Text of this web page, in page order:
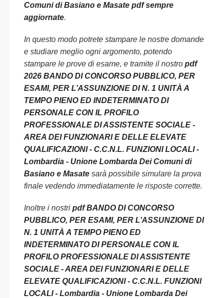
Comuni di Basiano e Masate pdf sempre
aggiornate.
In questo modo potrete stampare le nostre domande
e studiare meglio ogni argomento, potendo
stampare le prove di esame, e tramite il nostro pdf
2026 BANDO DI CONCORSO PUBBLICO, PER
ESAMI, PER L’ASSUNZIONE DI N. 1 UNITÀ A
TEMPO PIENO ED INDETERMINATO DI
PERSONALE CON IL PROFILO
PROFESSIONALE DI ASSISTENTE SOCIALE -
AREA DEI FUNZIONARI E DELLE ELEVATE
QUALIFICAZIONI - C.C.N.L. FUNZIONI LOCALI -
Lombardia - Unione Lombarda Dei Comuni di
Basiano e Masate sarà possibile simulare la prova
finale vedendo immediatamente le risposte corrette.
Inoltre i nostri pdf BANDO DI CONCORSO
PUBBLICO, PER ESAMI, PER L’ASSUNZIONE DI
N. 1 UNITÀ A TEMPO PIENO ED
INDETERMINATO DI PERSONALE CON IL
PROFILO PROFESSIONALE DI ASSISTENTE
SOCIALE - AREA DEI FUNZIONARI E DELLE
ELEVATE QUALIFICAZIONI - C.C.N.L. FUNZIONI
LOCALI - Lombardia - Unione Lombarda Dei